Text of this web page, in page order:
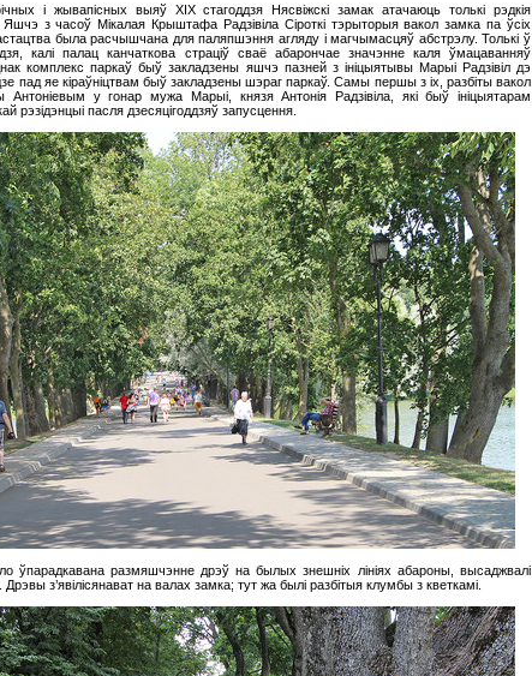
і жывапісных выяў XIX стагоддзя Нясвіжскі замак атачаюць толькі рэдкія
з часоў Мікалая Крыштафа Радзівіла Сіроткі тэрыторыя вакол замка па ўсіх
была расчышчана для паляпшэння агляду і магчымасцяў абстрэлу. Толькі ў
калі палац канчаткова страціў сваё абарончае значэнне каля ўмацаванняў
комплекс паркаў быў закладзены яшчэ пазней з ініцыятывы Марыі Радзівіл дэ
пад яе кіраўніцтвам быў закладзены шэраг паркаў. Самы першы з іх, разбіты вакол
у гонар мужа Марыі, князя Антонія Радзівіла, які быў ініцыятарам
рэзідэнцыі пасля дзесяцігоддзяў запусцення.
ўпарадкавана размяшчэнне дрэў на былых знешніх лініях абароны, высаджвалі
з’явілісянават на валах замка; тут жа былі разбітыя клумбы з кветкамі.